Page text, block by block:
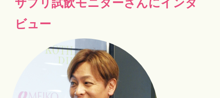
サプリ試飲モニターさんにインタ
ビュー